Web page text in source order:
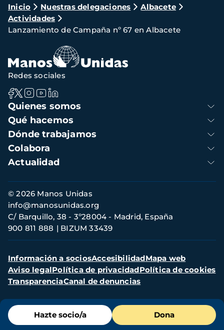
Ruta
de
navegación
Inicio Nuestras delegaciones
Albacete
Actividades
Lanzamiento de Campaña nº 67 en Albacete
Menú
de
Hazte socio/a Dona
Navegación
principal
Quienes somos
Qué hacemos
Dónde trabajamos
Colabora
Actualidad
Redes sociales
Información
de
contacto
© 2026 Manos Unidas
C/ Barquillo, 38 - 3º28004 - Madrid, España
900 811 888
BIZUM 33439
info@manosunidas.org
Menú
secundario
Información a sociosAccesibilidadMapa web
Aviso legalPolítica de privacidadPolítica de cookies
TransparenciaCanal de denuncias